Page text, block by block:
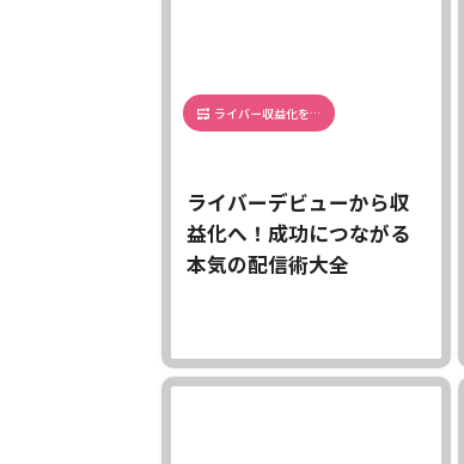
ライバー収益化を…
ライバーデビューから収
益化へ！成功につながる
本気の配信術大全